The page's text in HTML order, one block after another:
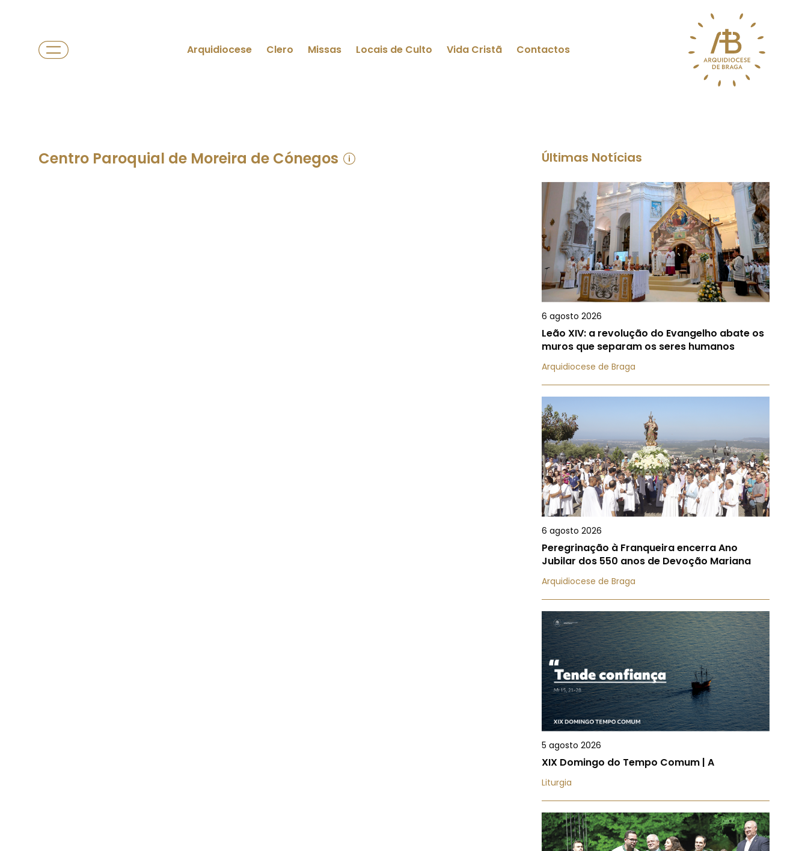
Arquidiocese Clero Missas Locais de Culto Vida Cristã Contactos
Centro Paroquial de Moreira de Cónegos Últimas Notícias
6 agosto 2026
Leão XIV: a revolução do Evangelho abate os
muros que separam os seres humanos
Arquidiocese de Braga
6 agosto 2026
Peregrinação à Franqueira encerra Ano
Jubilar dos 550 anos de Devoção Mariana
Arquidiocese de Braga
5 agosto 2026
XIX Domingo do Tempo Comum | A
Liturgia